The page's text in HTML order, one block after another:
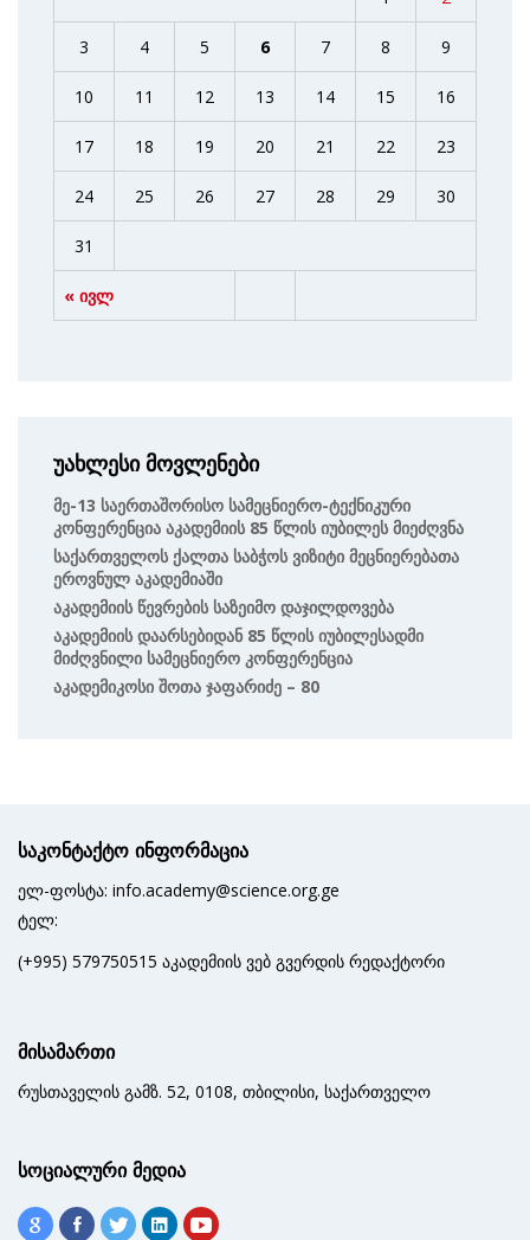
« ივლ
3 4 5 6 7 8 9
10 11 12 13 14 15 16
17 18 19 20 21 22 23
24 25 26 27 28 29 30
31
უახლესი მოვლენები
Მე-13 Საერთაშორისო Სამეცნიერო-Ტექნიკური
Კონფერენცია Აკადემიის 85 Წლის Იუბილეს Მიეძღვნა
Საქართველოს Ქალთა Საბჭოს Ვიზიტი Მეცნიერებათა
Ეროვნულ Აკადემიაში
Აკადემიის Წევრების Საზეიმო Დაჯილდოვება
Აკადემიის Დაარსებიდან 85 Წლის Იუბილესადმი
Მიძღვნილი Სამეცნიერო Კონფერენცია
Აკადემიკოსი Შოთა Ჯაფარიძე – 80
საკონტაქტო ინფორმაცია
ელ-ფოსტა: info.academy@science.org.ge
ტელ:
(+995) 579750515 აკადემიის ვებ გვერდის რედაქტორი
მისამართი
რუსთაველის გამზ. 52, 0108, თბილისი, საქართველო
სოციალური მედია